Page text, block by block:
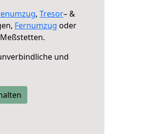
, Tresor– &
Fernumzug oder
und